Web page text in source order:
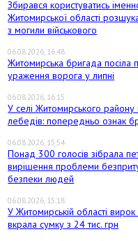
Збирався користуватись
Житомирської області
з могили військового
06.08.2026, 16:48
Житомирська бригада посіла
ураження ворога у липні
06.08.2026, 16:15
У селі Житомирського
лебедів: попередньо ознак
06.08.2026, 15:54
Понад 300 голосів зібрала
вирішення проблеми
безпеки людей
06.08.2026, 15:18
У Житомирській області вирок
вкрала сумку з 24 тис. грн